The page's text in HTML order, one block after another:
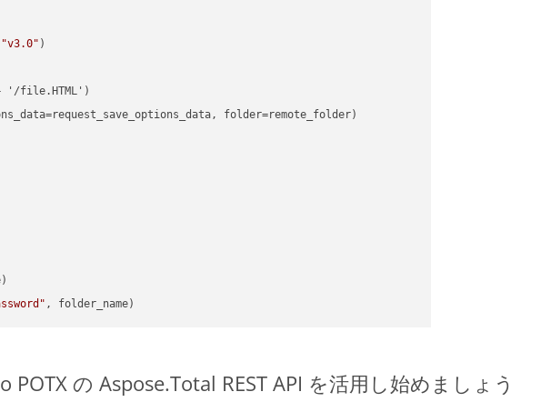
"v3.0" )
+ '/file.HTML')
folder=remote_folder)
POTX の Aspose.Total REST API を活用し始めましょう